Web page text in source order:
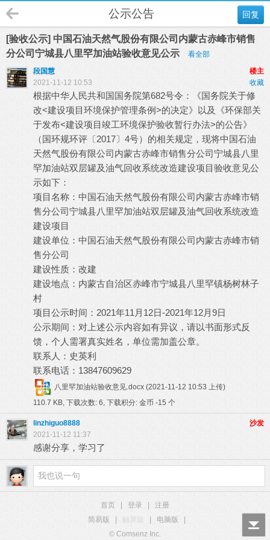
回复
公示公告
[验收公示] 中国石油天然气股份有限公司内蒙古赤峰市销售
分公司宁城县八里罕加油站验收意见公示
看全部
楼主
段国慧
收藏
2021-11-12 10:53
根据中华人民共和国国务院第682号令：《国务院关于修
改<建设项目环境保护管理条例>的决定》以及《环保部关
于发布<建设项目竣工环境保护验收暂行办法>的公告》
（国环规环评〔2017〕4号）的相关规定，现将中国石油
天然气股份有限公司内蒙古赤峰市销售分公司宁城县八里
罕加油站双层罐及油气回收系统改造建设项目验收意见公
示如下：
项目名称：中国石油天然气股份有限公司内蒙古赤峰市销
售分公司宁城县八里罕加油站双层罐及油气回收系统改造
建设项目
建设单位：中国石油天然气股份有限公司内蒙古赤峰市销
售分公司
建设性质：改建
建设地点：内蒙古自治区赤峰市宁城县八里罕镇杨树林子
村
项目公示时间：2021年11月12日-2021年12月9日
公示期间：对上述公示内容如有异议，请以书面形式反
馈，个人需署真实姓名，单位需加盖公章。
联系人：史英利
联系电话：13847609629
八里罕加油站验收意见.docx (2021-11-12 10:53 上传)
110.7 KB, 下载次数: 6, 下载积分: 金币 -15 个
沙发
linzhiguo8888
2021-11-12 11:37
感谢分享，学习了
首页 登录
注册
简易版
触屏版 电脑版
© Comsenz Inc.